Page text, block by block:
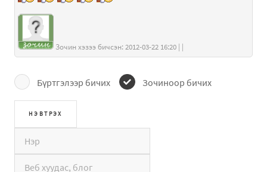
Зочин хэзээ бичсэн: 2012-03-22 16:20 | |
Бүртгэлээр бичих Зочиноор бичих